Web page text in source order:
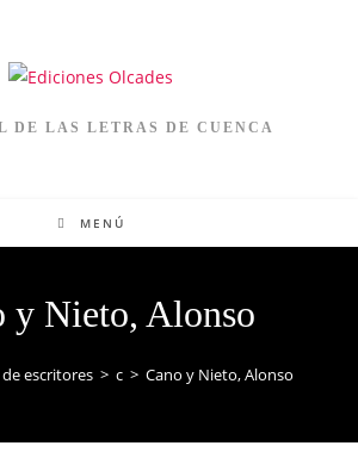
DE LAS LETRAS DE CUENCA
MENÚ
y Nieto, Alonso
escritores > c > Cano y Nieto, Alonso